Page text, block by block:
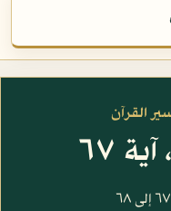
القرآن
٦٧